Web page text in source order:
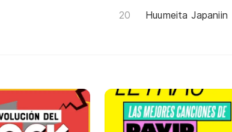
Huumeita Japaniin